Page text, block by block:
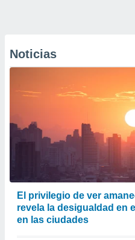
Noticias
El privilegio de ver
revela la desigualdad en
en las ciudades